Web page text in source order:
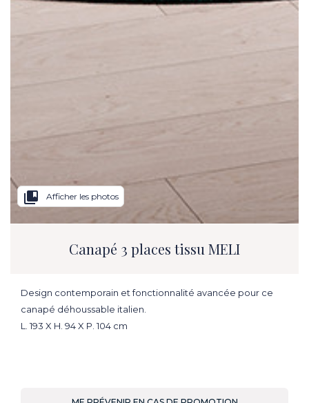
collections_bookmark Afficher les photos
Canapé 3 places tissu MELI
Design contemporain et fonctionnalité avancée pour ce
canapé déhoussable italien.
L. 193 X H. 94 X P. 104 cm